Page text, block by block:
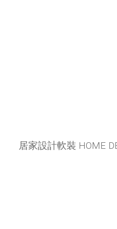
居家設計軟裝 HOME